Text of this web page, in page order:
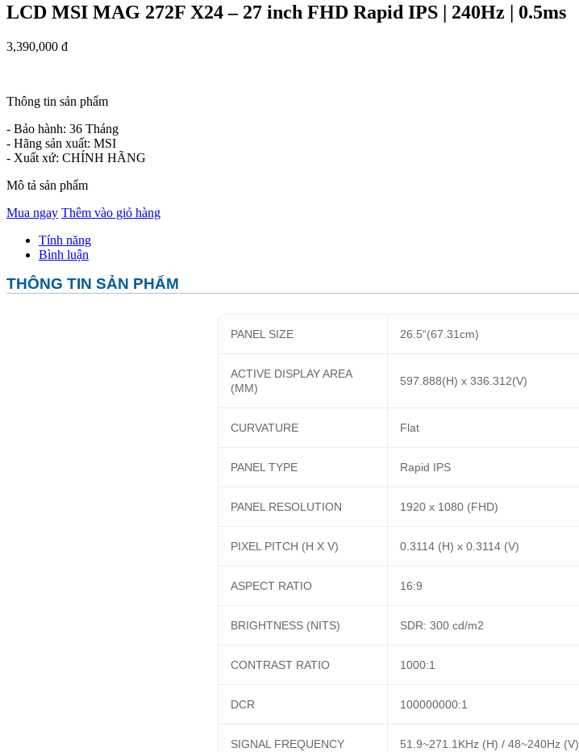
LCD MSI MAG 272F X24 – 27 inch FHD Rapid IPS | 240Hz | 0.5ms
3,390,000 đ
Thông tin sản phẩm
- Bảo hành: 36 Tháng
- Hãng sản xuất: MSI
- Xuất xứ: CHÍNH HÃNG
Mô tả sản phẩm
Mua ngay Thêm vào giỏ hàng
Tính năng
Bình luận
THÔNG TIN SẢN PHẨM
PANEL SIZE 26.5“(67.31cm)
ACTIVE DISPLAY AREA
(MM)
597.888(H) x 336.312(V)
CURVATURE Flat
PANEL TYPE Rapid IPS
PANEL RESOLUTION 1920 x 1080 (FHD)
PIXEL PITCH (H X V) 0.3114 (H) x 0.3114 (V)
ASPECT RATIO 16:9
BRIGHTNESS (NITS) SDR: 300 cd/m2
CONTRAST RATIO 1000:1
DCR 100000000:1
SIGNAL FREQUENCY 51.9~271.1KHz (H) / 48~240Hz (V)